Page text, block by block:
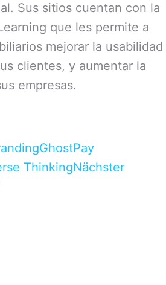
Sus sitios cuentan con la
que les permite a
mejorar la usabilidad
clientes, y aumentar la
empresas.
GhostPay
ThinkingNächster